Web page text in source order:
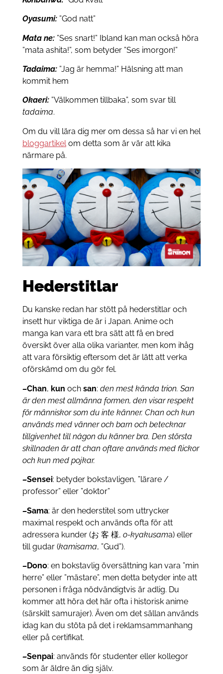
Oyasumi:”God natt”
Mata ne:”Ses snart!” Ibland kan man också höra
”mata ashita!”, som betyder ”Ses imorgon!”
Tadaima:”Jag är hemma!” Hälsning att man
kommit hem
Okaeri:”Välkommen tillbaka”, som svar till
tadaima.
Om du vill lära dig mer om dessa så har vi en hel
bloggartikel om detta som är vär att kika
närmare på.
Hederstitlar
Du kanske redan har stött på hederstitlar och
insett hur viktiga de är i Japan. Anime och
manga kan vara ett bra sätt att få en bred
översikt över alla olika varianter, men kom ihåg
att vara försiktig eftersom det är lätt att verka
oförskämd om du gör fel.
–Chan, kun och san: den mest kända trion. San
är den mest allmänna formen, den visar respekt
för människor som du inte känner. Chan och kun
används med vänner och barn och betecknar
tillgivenhet till någon du känner bra. Den största
skillnaden är att chan oftare används med flickor
och kun med pojkar.
–Sensei: betyder bokstavligen, ”lärare /
professor” eller ”doktor”
–Sama: är den hederstitel som uttrycker
maximal respekt och används ofta för att
adressera kunder (お 客 様, o-kyakusama) eller
till gudar (kamisama, ”Gud”).
–Dono: en bokstavlig översättning kan vara ”min
herre” eller ”mästare”, men detta betyder inte att
personen i fråga nödvändigtvis är adlig. Du
kommer att höra det här ofta i historisk anime
(särskilt samurajer). Även om det sällan används
idag kan du stöta på det i reklamsammanhang
eller på certifikat.
–Senpai: används för studenter eller kollegor
som är äldre än dig själv.